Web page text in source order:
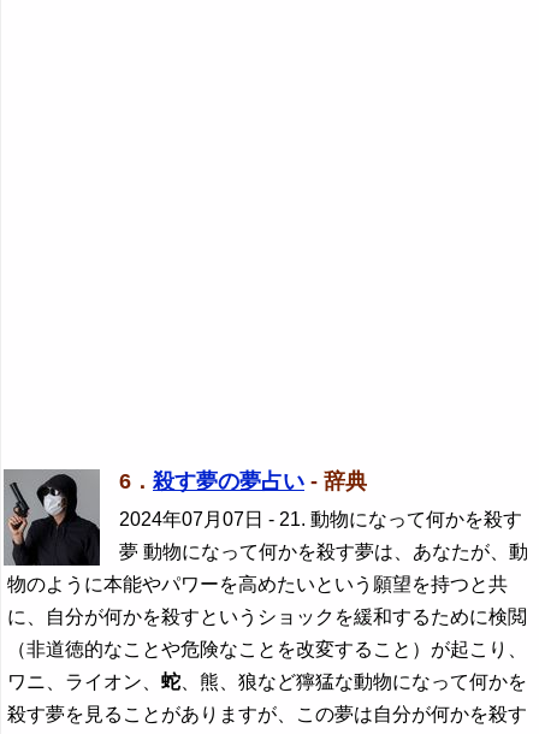
6． 殺す夢の夢占い - 辞典
2024年07月07日 - 21. 動物になって何かを殺す
夢 動物になって何かを殺す夢は、あなたが、動
物のように本能やパワーを高めたいという願望を持つと共
に、自分が何かを殺すというショックを緩和するために検閲
（非道徳的なことや危険なことを改変すること）が起こり、
ワニ、ライオン、蛇 、熊、狼など獰猛な動物になって何かを
殺す夢を見ることがありますが、この夢は自分が何かを殺す